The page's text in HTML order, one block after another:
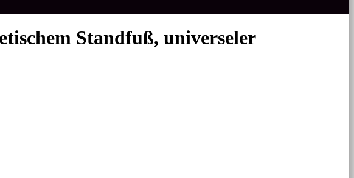
Standfuß, universeler